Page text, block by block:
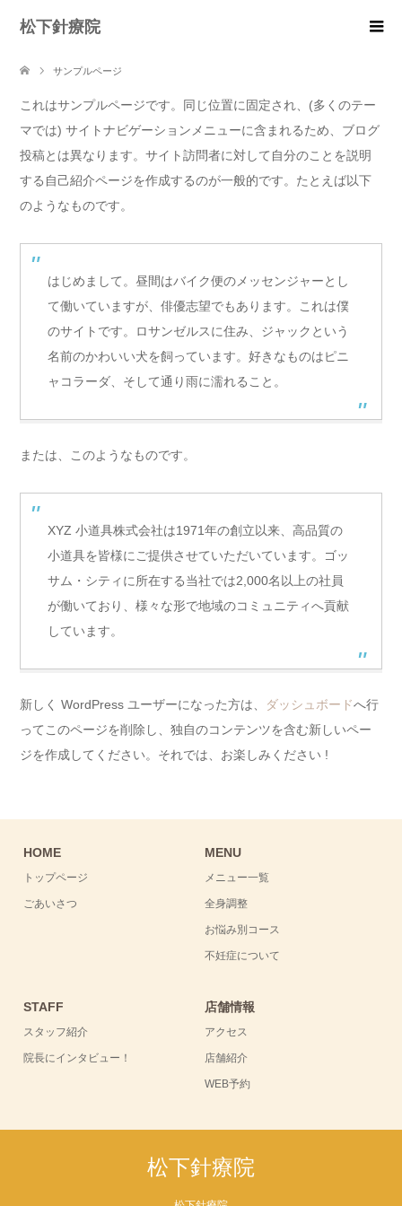
松下針療院
サンプルページ
これはサンプルページです。同じ位置に固定され、(多くのテー
マでは) サイトナビゲーションメニューに含まれるため、ブログ
投稿とは異なります。サイト訪問者に対して自分のことを説明
する自己紹介ページを作成するのが一般的です。たとえば以下
のようなものです。
はじめまして。昼間はバイク便のメッセンジャーとし
て働いていますが、俳優志望でもあります。これは僕
のサイトです。ロサンゼルスに住み、ジャックという
名前のかわいい犬を飼っています。好きなものはピニ
ャコラーダ、そして通り雨に濡れること。
または、このようなものです。
XYZ 小道具株式会社は1971年の創立以来、高品質の
小道具を皆様にご提供させていただいています。ゴッ
サム・シティに所在する当社では2,000名以上の社員
が働いており、様々な形で地域のコミュニティへ貢献
しています。
新しく WordPress ユーザーになった方は、 ダッシュボードへ行
ってこのページを削除し、独自のコンテンツを含む新しいペー
ジを作成してください。それでは、お楽しみください !
HOME
トップページ
ごあいさつ
MENU
メニュー一覧
全身調整
お悩み別コース
不妊症について
STAFF
スタッフ紹介
院長にインタビュー！
店舗情報
アクセス
店舗紹介
WEB予約
松下針療院